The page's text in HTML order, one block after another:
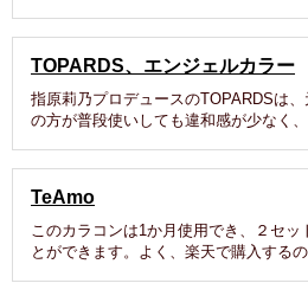
TOPARDS、エンジェルカラー
指原莉乃プロデュースのTOPARDSは
の方が普段使いしても違和感が少なく
TeAmo
このカラコンは1か月使用でき、２セッ
とができます。よく、楽天で購入する